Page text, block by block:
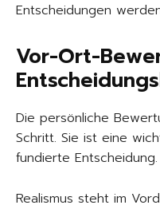
Entscheidungen
Vor-Ort-
Die persönliche
Schritt. Sie ist eine
fundierte Entscheidung.
Realismus steht im